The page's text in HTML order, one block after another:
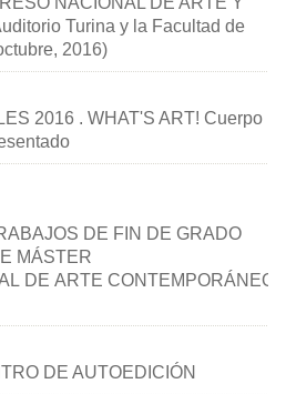
Turina y la Facultad de
2016)
2016 . WHAT'S ART! Cuerpo
DE FIN DE GRADO
MÁSTER
DE ARTE CONTEMPORÁNEO
DE AUTOEDICIÓN